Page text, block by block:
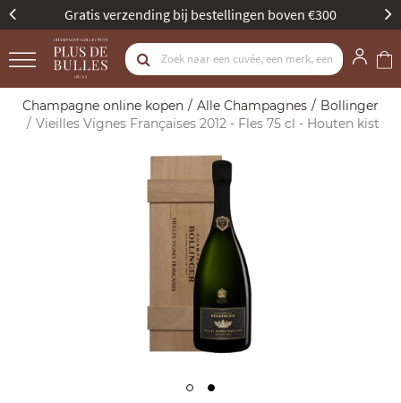
boven €300 Beste Champagne Specialist door
Champagne online kopen Alle Champagnes
Bollinger
Vieilles Vignes Françaises 2012 - Fles 75 cl - Houten kist